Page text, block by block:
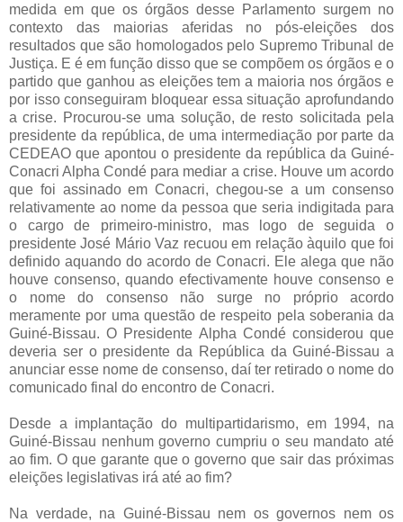
medida em que os órgãos desse Parlamento surgem no
contexto das maiorias aferidas no pós-eleições dos
resultados que são homologados pelo Supremo Tribunal de
Justiça. E é em função disso que se compõem os órgãos e o
partido que ganhou as eleições tem a maioria nos órgãos e
por isso conseguiram bloquear essa situação aprofundando
a crise. Procurou-se uma solução, de resto solicitada pela
presidente da república, de uma intermediação por parte da
CEDEAO que apontou o presidente da república da Guiné-
Conacri Alpha Condé para mediar a crise. Houve um acordo
que foi assinado em Conacri, chegou-se a um consenso
relativamente ao nome da pessoa que seria indigitada para
o cargo de primeiro-ministro, mas logo de seguida o
presidente José Mário Vaz recuou em relação àquilo que foi
definido aquando do acordo de Conacri. Ele alega que não
houve consenso, quando efectivamente houve consenso e
o nome do consenso não surge no próprio acordo
meramente por uma questão de respeito pela soberania da
Guiné-Bissau. O Presidente Alpha Condé considerou que
deveria ser o presidente da República da Guiné-Bissau a
anunciar esse nome de consenso, daí ter retirado o nome do
comunicado final do encontro de Conacri.
Desde a implantação do multipartidarismo, em 1994, na
Guiné-Bissau nenhum governo cumpriu o seu mandato até
ao fim. O que garante que o governo que sair das próximas
eleições legislativas irá até ao fim?
Na verdade, na Guiné-Bissau nem os governos nem os